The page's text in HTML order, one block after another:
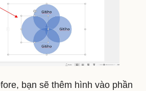
bạn sẽ thêm hình vào phần